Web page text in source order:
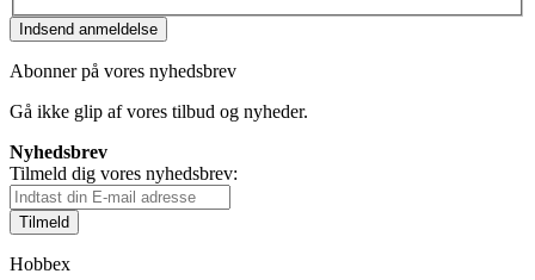
Indsend anmeldelse
Abonner på vores nyhedsbrev
Gå ikke glip af vores tilbud og nyheder.
Nyhedsbrev
Tilmeld dig vores nyhedsbrev:
Tilmeld
Hobbex